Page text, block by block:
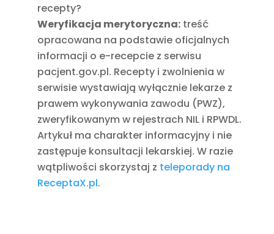
recepty?
Weryfikacja merytoryczna:treść
opracowana na podstawie oficjalnych
informacji o e-recepcie z serwisu
pacjent.gov.pl. Recepty i zwolnienia w
serwisie wystawiają wyłącznie lekarze z
prawem wykonywania zawodu (PWZ),
zweryfikowanym w rejestrach NIL i RPWDL.
Artykuł ma charakter informacyjny i nie
zastępuje konsultacji lekarskiej. W razie
wątpliwości skorzystaj z teleporady na
ReceptaX.pl.